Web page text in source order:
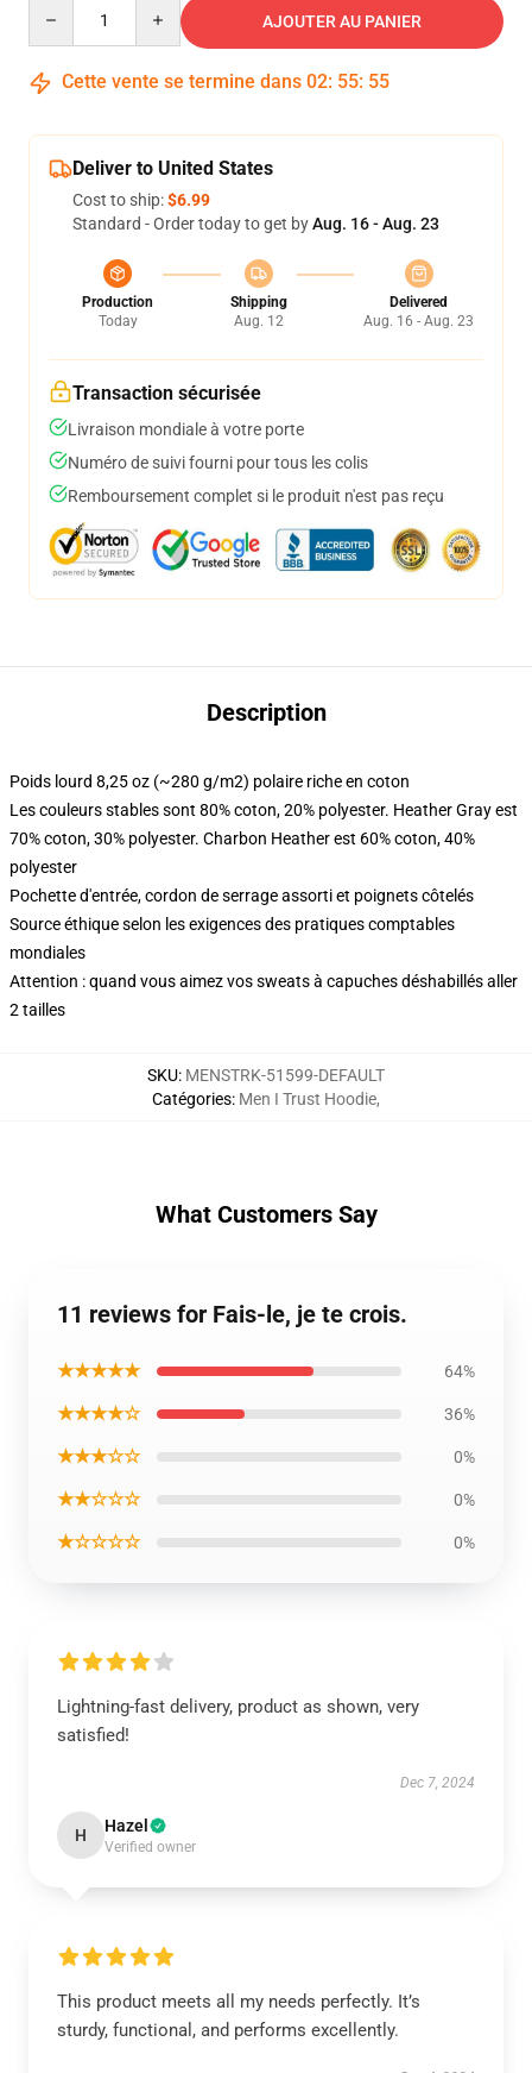
AJOUTER AU PANIER
Cette vente se termine dans 02: 55: 54
Deliver to United States
Cost to ship:$6.99
Standard - Order today to get byAug. 16 - Aug. 23
Production
Today
Shipping
Aug. 12
Delivered
Aug. 16 - Aug. 23
Transaction sécurisée
Livraison mondiale à votre porte
Numéro de suivi fourni pour tous les colis
Remboursement complet si le produit n'est pas reçu
Description
Poids lourd 8,25 oz (~280 g/m2) polaire riche en coton
Les couleurs stables sont 80% coton, 20% polyester. Heather Gray est
70% coton, 30% polyester. Charbon Heather est 60% coton, 40%
polyester
Pochette d'entrée, cordon de serrage assorti et poignets côtelés
Source éthique selon les exigences des pratiques comptables
mondiales
Attention : quand vous aimez vos sweats à capuches déshabillés aller
2 tailles
SKU: MENSTRK-51599-DEFAULT
Catégories: Men I Trust Hoodie,
What Customers Say
11 reviews for Fais-le, je te crois.
★★★★★ 64%
★★★★☆ 36%
★★★☆☆ 0%
★★☆☆☆ 0%
★☆☆☆☆ 0%
Lightning-fast delivery, product as shown, very
satisfied!
Dec 7, 2024
H Hazel
Verified owner
This product meets all my needs perfectly. It’s
sturdy, functional, and performs excellently.